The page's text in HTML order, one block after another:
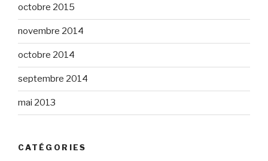
octobre 2015
novembre 2014
octobre 2014
septembre 2014
mai 2013
CATÉGORIES